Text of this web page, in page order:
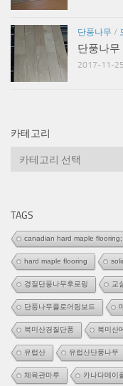
단풍나무 /
단풍나무
2017-11-25
카테고리
카
TAGS
canadian hard maple flooring;
hard maple flooring
경질단풍나무후로링 교
단풍나무플로어링보드
북미산경질단풍 북미산
유럽산 유럽산단풍나무
체육관마루 카나다메이